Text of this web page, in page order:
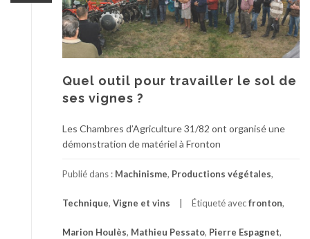
Quel outil pour travailler le sol de
ses vignes ?
Les Chambres d’Agriculture 31/82 ont organisé une
démonstration de matériel à Fronton
Publié dans : Machinisme, Productions végétales,
Technique, Vigne et vins Étiqueté avecfronton,
Marion Houlès, Mathieu Pessato, Pierre Espagnet,